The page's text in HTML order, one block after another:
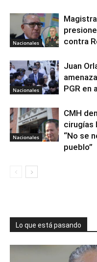
Nacionales
contra
Nacionales
Juan
PGR en
Nacionales
CMH
cirugías
“No se
pueblo”
Lo que está pasando